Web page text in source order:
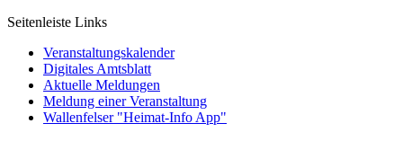
Seitenleiste Links
Veranstaltungskalender
Digitales Amtsblatt
Aktuelle Meldungen
Meldung einer Veranstaltung
Wallenfelser "Heimat-Info App"